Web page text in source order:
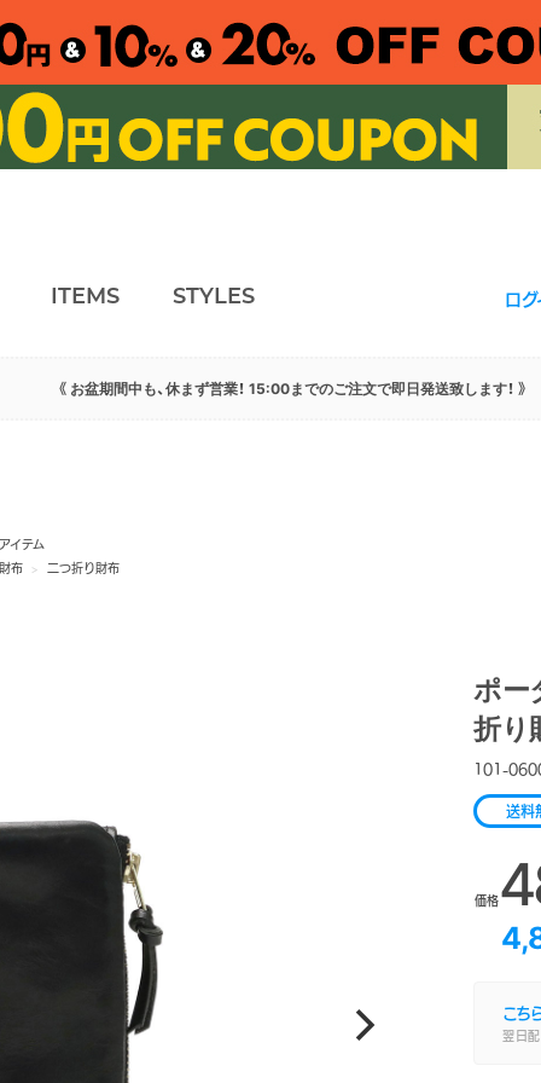
ITEMS STYLES ロ
《 お盆期間中も、休まず営業！ 15:00までのご注文で即日発送致します！ 》
イテム
財布
> 二つ折り財布
ポー
折り
101-
送料
価格
こち
翌日